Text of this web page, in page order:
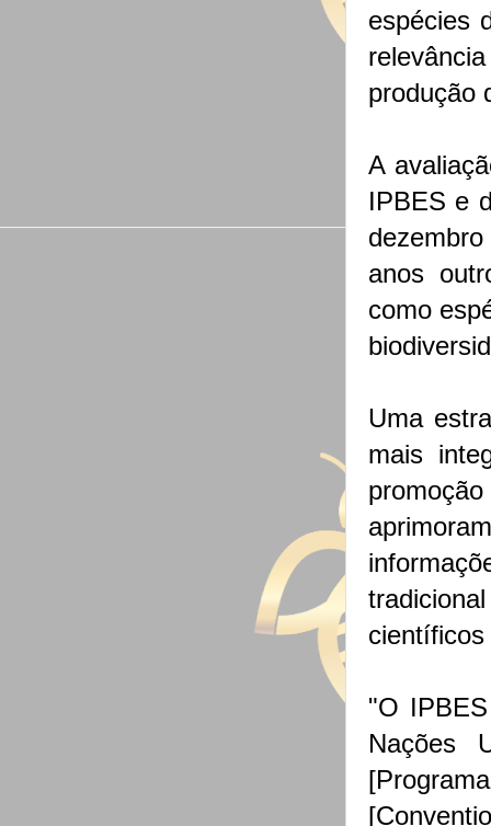
espécies
produção
A
IPBES e
anos
como
Uma
mais
"O
Nações